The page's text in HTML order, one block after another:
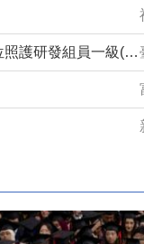
臺北市立聯合醫院院本部社區數位照護研發組員一級(約用)管理師(系統分析設計)1150632